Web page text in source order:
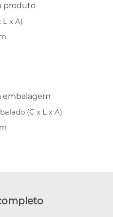
produto
L x A)
embalagem
(C x L x A)